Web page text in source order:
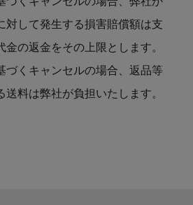
対して発生する損害賠償額は支
金の返金をその上限とします。
づくキャンセルの場合、返品等
送料は弊社が負担いたします。